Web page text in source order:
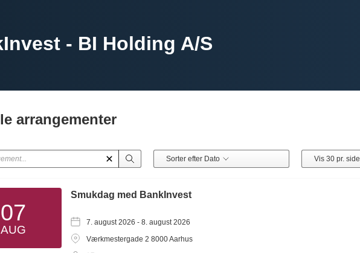
- BI Holding A/S
arrangementer
Sorter efter Dato Vis 30 pr. side
07
AUG
Smukdag med BankInvest
7. august 2026 - 8. august 2026
Værkmestergade 2 8000Aarhus